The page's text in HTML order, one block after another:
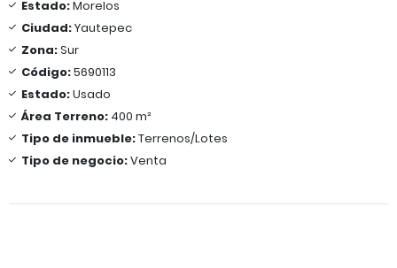
Estado:Morelos
Ciudad:Yautepec
Zona:Sur
Código:5690113
Estado:Usado
Área Terreno: 400 m²
Tipo de inmueble:Terrenos/Lotes
Tipo de negocio:Venta